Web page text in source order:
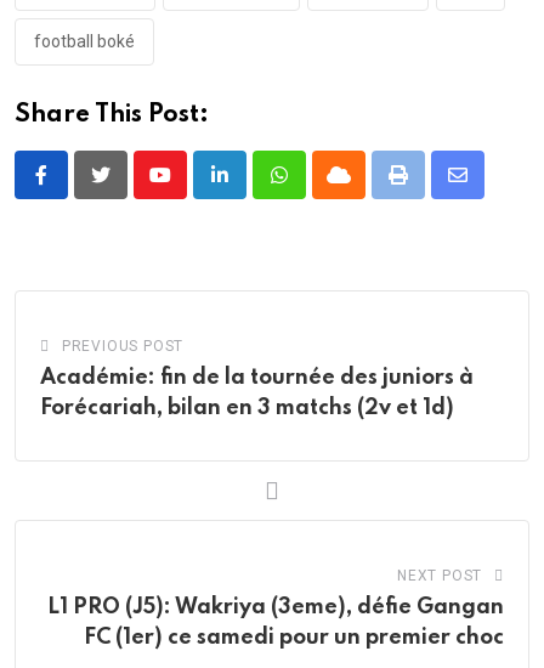
football boké
Share This Post:
YoutubeLinkedInWhatsappCloud Print
Share
PREVIOUS POST
Académie: fin de la tournée des juniors à
Forécariah, bilan en 3 matchs (2v et 1d)
NEXT POST
L1 PRO (J5): Wakriya (3eme), défie Gangan
FC (1er) ce samedi pour un premier choc